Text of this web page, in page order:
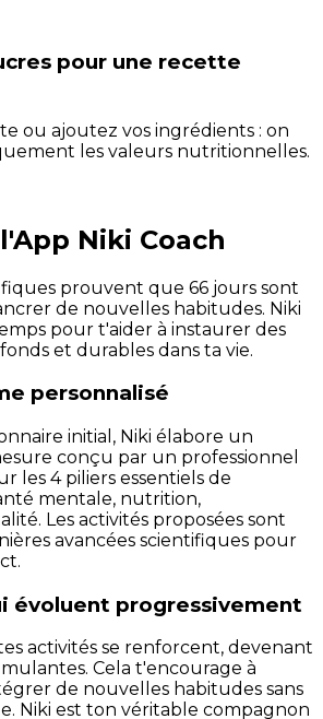
pour une recette
ou ajoutez vos ingrédients : on
les valeurs nutritionnelles.
Niki Coach
prouvent que 66 jours sont
de nouvelles habitudes. Niki
pour t'aider à instaurer des
et durables dans ta vie.
personnalisé
initial, Niki élabore un
conçu par un professionnel
les 4 piliers essentiels de
mentale, nutrition,
Les activités proposées sont
avancées scientifiques pour
évoluent progressivement
activités se renforcent, devenant
Cela t'encourage à
de nouvelles habitudes sans
Niki est ton véritable compagnon